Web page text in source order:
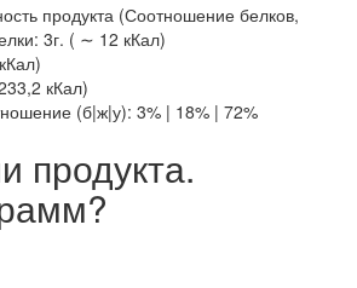
продукта (Соотношение белков,
3г. ( ∼ 12 кКал)
кКал)
(б|ж|у): 3% | 18% | 72%
продукта.